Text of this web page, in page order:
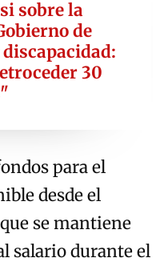
sobre la
de
30
para el
desde el
se mantiene
salario durante el